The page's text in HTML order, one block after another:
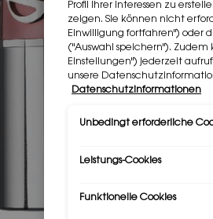
Profil Ihrer Interessen zu
zeigen. Sie können nicht
Einwilligung fortfahren") oder
("Auswahl speichern").
Einstellungen") jederzeit
unsere
Datenschutzinformationen
Unbedingt erforderliche
Leistungs-Cookies
Funktionelle Cookies